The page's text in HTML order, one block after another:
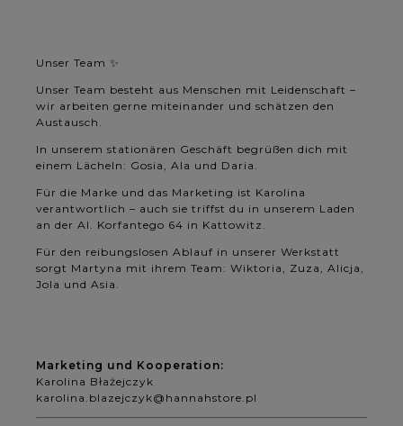
Unser Team ✨
Unser Team besteht aus Menschen mit Leidenschaft –
wir arbeiten gerne miteinander und schätzen den
Austausch.
In unserem stationären Geschäft begrüßen dich mit
einem Lächeln: Gosia, Ala und Daria.
Für die Marke und das Marketing ist Karolina
verantwortlich – auch sie triffst du in unserem Laden
an der Al. Korfantego 64 in Kattowitz.
Für den reibungslosen Ablauf in unserer Werkstatt
sorgt Martyna mit ihrem Team: Wiktoria, Zuza, Alicja,
Jola und Asia.
Marketing und Kooperation:
Karolina Błażejczyk
karolina.blazejczyk@hannahstore.pl